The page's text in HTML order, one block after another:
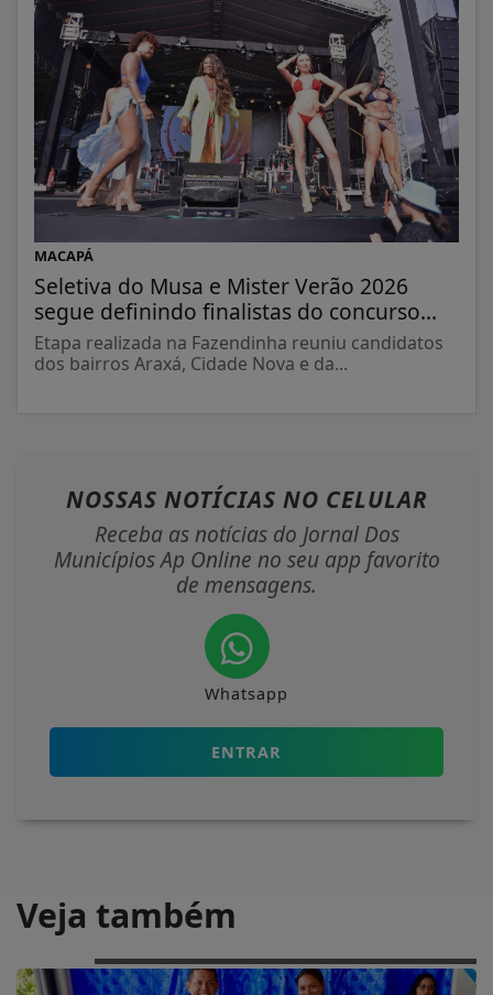
MACAPÁ
Seletiva do Musa e Mister Verão 2026
segue definindo finalistas do concurso...
Etapa realizada na Fazendinha reuniu candidatos
dos bairros Araxá, Cidade Nova e da...
NOSSAS NOTÍCIAS NO CELULAR
Receba as notícias do Jornal Dos
Municípios Ap Online no seu app favorito
de mensagens.
Whatsapp
ENTRAR
Veja também